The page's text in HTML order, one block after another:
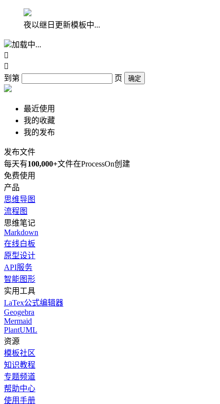
夜以继日更新模板中...
加载中...


到第
页 确定
最近使用
我的收藏
我的发布
发布文件
每天有100,000+文件在ProcessOn创建
免费使用
产品
思维导图
流程图
思维笔记
Markdown
在线白板
原型设计
API服务
智能图形
实用工具
LaTex公式编辑器
Geogebra
Mermaid
PlantUML
资源
模板社区
知识教程
专题频道
帮助中心
使用手册